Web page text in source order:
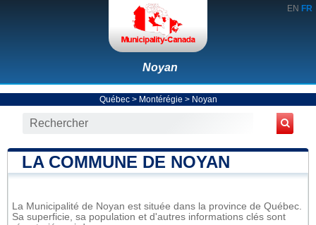
EN FR
Noyan
Québec> Montérégie > Noyan
LA COMMUNE DE NOYAN
La Municipalité de Noyan est située dans la province de Québec.
Sa superficie, sa population et d'autres informations clés sont